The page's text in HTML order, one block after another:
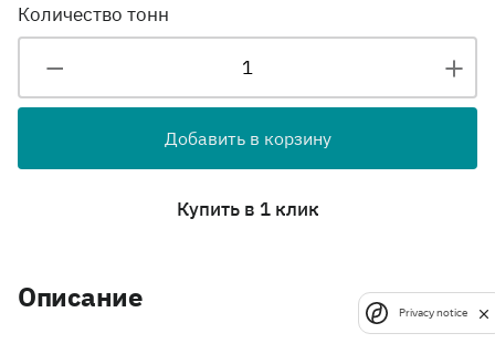
Количество тонн
Добавить в корзину
Купить в 1 клик
Описание Privacy notice